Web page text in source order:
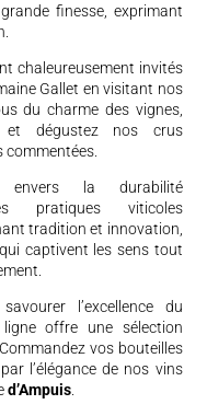
finesse, exprimant
chaleureusement invités
Gallet en visitant nos
du charme des vignes,
et dégustez nos crus
envers la durabilité
pratiques viticoles
tradition et innovation,
captivent les sens tout
l’excellence du
offre une sélection
vos bouteilles
l’élégance de nos vins
d’Ampuis